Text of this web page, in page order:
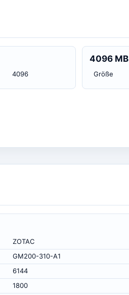
4096
4096 MB
Größe
ZOTAC
GM200-310-A1
6144
1800